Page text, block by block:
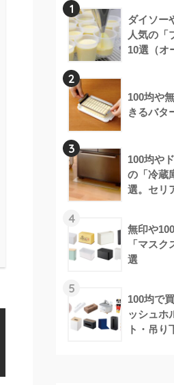
1
ダイソー
人気の「
10選（オ
2
100均や
きるバタ
3
100均や
の「冷蔵
選。セリ
4
無印や
「マス
選
5
100均で
ッシュホ
ト・吊り